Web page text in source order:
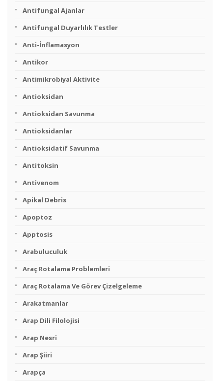
Antifungal Ajanlar
Antifungal Duyarlılık Testler
Anti-İnflamasyon
Antikor
Antimikrobiyal Aktivite
Antioksidan
Antioksidan Savunma
Antioksidanlar
Antioksidatif Savunma
Antitoksin
Antivenom
Apikal Debris
Apoptoz
Apptosis
Arabuluculuk
Araç Rotalama Problemleri
Araç Rotalama Ve Görev Çizelgeleme
Arakatmanlar
Arap Dili Filolojisi
Arap Nesri
Arap Şiiri
Arapça